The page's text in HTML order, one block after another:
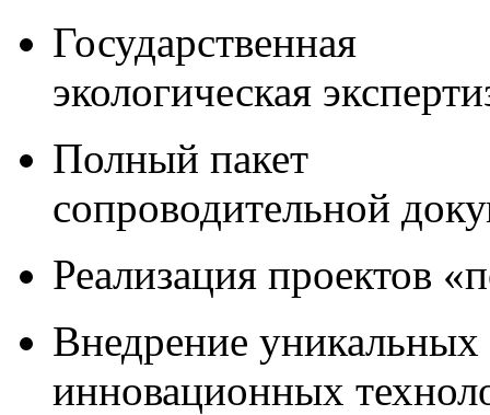
Государственная
экологическая
Полный пакет
сопроводительной
Реализация проектов
Внедрение уникальных
инновационных